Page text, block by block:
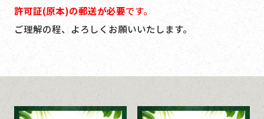
許可証(原本)の郵送が必要です。
ご理解の程、よろしくお願いいたします。